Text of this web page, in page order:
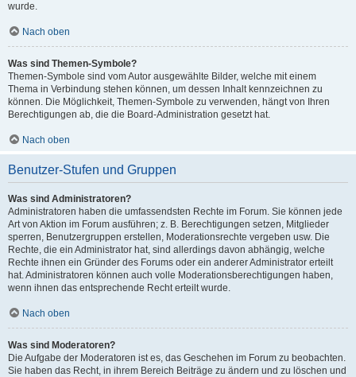
wurde.
Nach oben
Was sind Themen-Symbole?
Themen-Symbole sind vom Autor ausgewählte Bilder, welche mit einem
Thema in Verbindung stehen können, um dessen Inhalt kennzeichnen zu
können. Die Möglichkeit, Themen-Symbole zu verwenden, hängt von Ihren
Berechtigungen ab, die die Board-Administration gesetzt hat.
Nach oben
Benutzer-Stufen und Gruppen
Was sind Administratoren?
Administratoren haben die umfassendsten Rechte im Forum. Sie können jede
Art von Aktion im Forum ausführen; z. B. Berechtigungen setzen, Mitglieder
sperren, Benutzergruppen erstellen, Moderationsrechte vergeben usw. Die
Rechte, die ein Administrator hat, sind allerdings davon abhängig, welche
Rechte ihnen ein Gründer des Forums oder ein anderer Administrator erteilt
hat. Administratoren können auch volle Moderationsberechtigungen haben,
wenn ihnen das entsprechende Recht erteilt wurde.
Nach oben
Was sind Moderatoren?
Die Aufgabe der Moderatoren ist es, das Geschehen im Forum zu beobachten.
Sie haben das Recht, in ihrem Bereich Beiträge zu ändern und zu löschen und